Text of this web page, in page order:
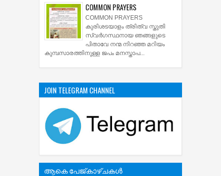
COMMON PRAYERS
COMMON PRAYERS
കുരിശടയാളം ത്രിത്വ സ്തുതി
സ്വര്‍ഗസ്ഥനായ ഞങ്ങളുടെ
പിതാവേ നന്മ നിറഞ്ഞ മറിയം
കുമ്പസാരത്തിനുള്ള ജപം മനസ്താപ...
JOIN TELEGRAM CHANNEL
ആകെ പേജ്‌കാഴ്‌ചകള്‍